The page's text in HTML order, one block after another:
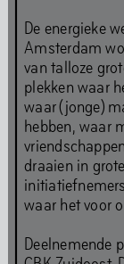
Gezondheids-
Gedragscode
Nieuwsbrief
De energieke
Amsterdam
van talloze
plekken waar
waar (jonge)
hebben, waar
draaien in
waar het voor
Deelnemende